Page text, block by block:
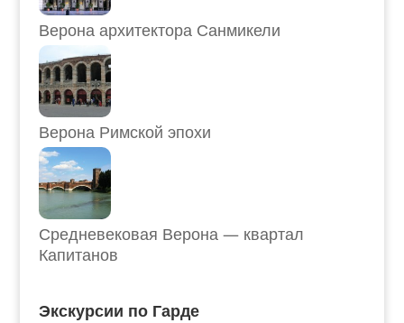
Верона архитектора Санмикели
Верона Римской эпохи
Средневековая Верона — квартал
Капитанов
Экскурсии по Гарде